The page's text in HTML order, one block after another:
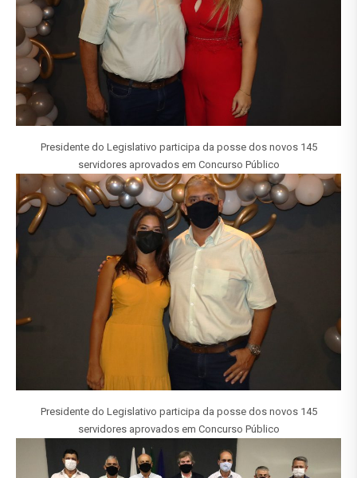
Presidente do Legislativo participa da posse dos novos 145
servidores aprovados em Concurso Público
Presidente do Legislativo participa da posse dos novos 145
servidores aprovados em Concurso Público